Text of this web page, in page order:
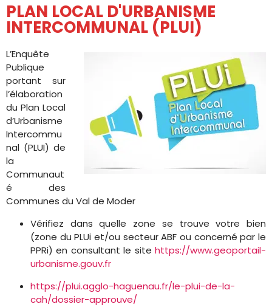
PLAN LOCAL D'URBANISME
INTERCOMMUNAL (PLUI)
L’Enquête
Publique
portant sur
l’élaboration
du Plan Local
d’Urbanisme
Intercommu
nal (PLUI) de
la
Communaut
é des
Communes du Val de Moder
Vérifiez dans quelle zone se trouve votre bien
(zone du PLUi et/ou secteur ABF ou concerné par le
PPRi) en consultant le site https://www.geoportail-
urbanisme.gouv.fr
https://plui.agglo-haguenau.fr/le-plui-de-la-
cah/dossier-approuve/